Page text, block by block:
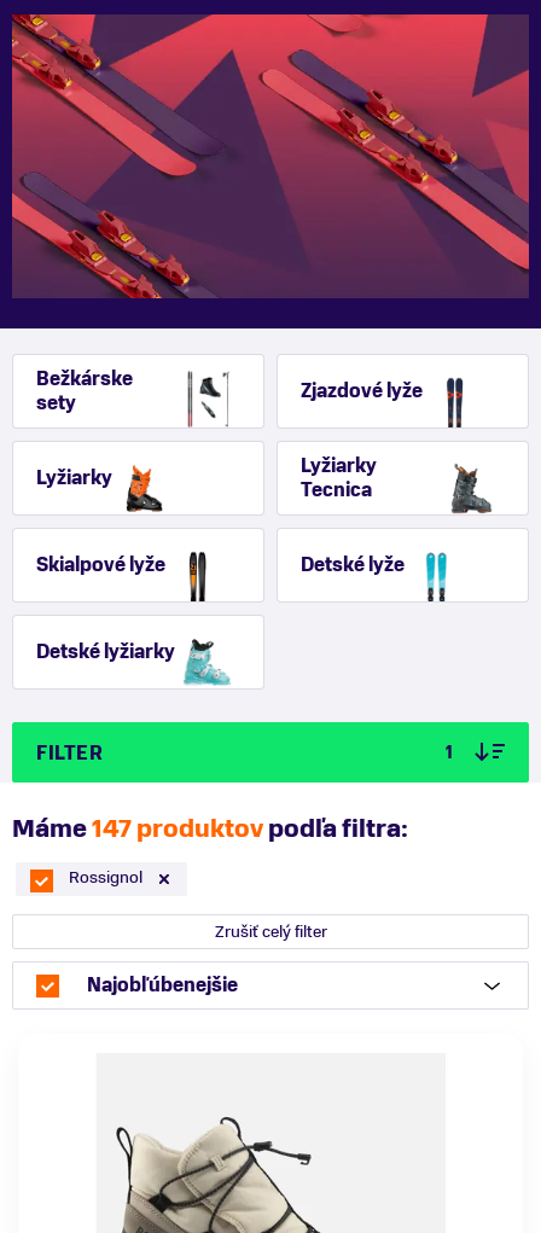
Bežkárske
sety
Zjazdové lyže
Lyžiarky
Lyžiarky
Tecnica
Skialpové lyže Detské lyže
Detské lyžiarky
FILTER 1
Máme147 produktovpodľa filtra:
Rossignol
Zrušiť celý filter
Najobľúbenejšie